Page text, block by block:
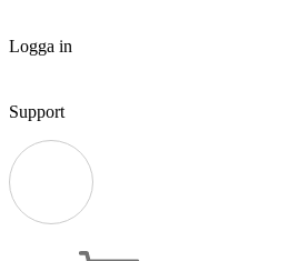
Logga in
Support